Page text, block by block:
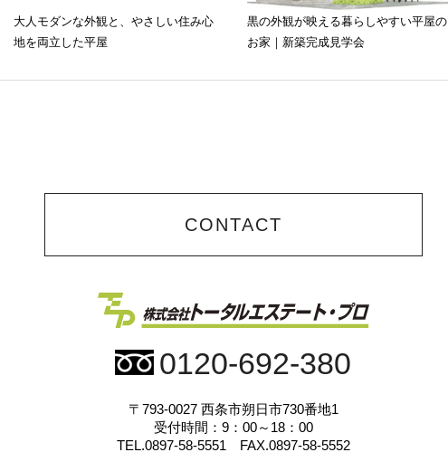
大人モダンな外観と、やさしい住み心
地を両立した平屋
黒の外観が映える暮らしやすい平屋の
お家｜新築完成見学会
CONTACT
0120-692-380
〒793-0027 西条市朔日市730番地1
受付時間：9：00～18：00
TEL.0897-58-5551 FAX.0897-58-5552